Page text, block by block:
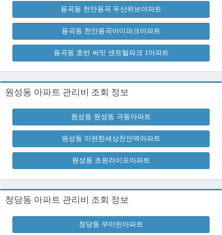
용곡동 천안용곡 두산위브아파트
용곡동 천안용곡아이파크아파트
용곡동 호반 써밋 센트럴파크 1아파트
원성동 아파트 관리비 조회 정보
원성동 원성동 극동아파트
원성동 이편한세상천안역아파트
원성동 초원라이프아파트
청당동 아파트 관리비 조회 정보
청당동 우미린아파트